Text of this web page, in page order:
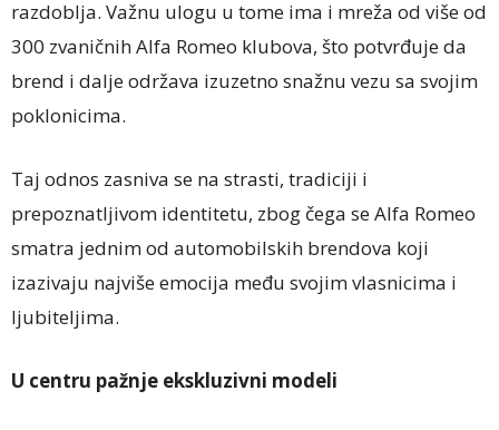
razdoblja. Važnu ulogu u tome ima i mreža od više od
300 zvaničnih Alfa Romeo klubova, što potvrđuje da
brend i dalje održava izuzetno snažnu vezu sa svojim
poklonicima.
Taj odnos zasniva se na strasti, tradiciji i
prepoznatljivom identitetu, zbog čega se Alfa Romeo
smatra jednim od automobilskih brendova koji
izazivaju najviše emocija među svojim vlasnicima i
ljubiteljima.
U centru pažnje ekskluzivni modeli